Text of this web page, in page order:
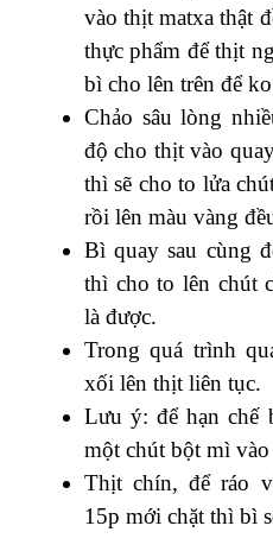
vào thịt matxa thật
thực phẩm để thịt
bì cho lên trên để
Chảo sâu lòng
độ cho thịt vào
thì sẽ cho to lửa
rồi lên màu vàng
Bì quay sau cùng
thì cho to lên chút
là được.
Trong quá trình
xối lên thịt liên tục.
Lưu ý: để hạn chế
một chút bột mì
Thịt chín, để ráo
15p mới chặt thì bì